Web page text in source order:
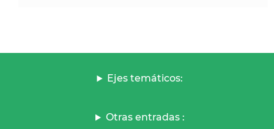
Ejes temáticos:
Otras entradas :